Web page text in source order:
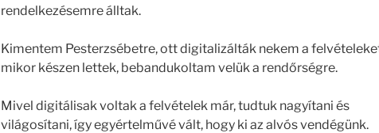
rendelkezésemre álltak.
Kimentem Pesterzsébetre, ott digitalizálták nekem a
mikor készen lettek, bebandukoltam velük a rendőrségre.
Mivel digitálisak voltak a felvételek már, tudtuk nagyítani és
világosítani, így egyértelművé vált, hogy ki az alvós vendégünk.